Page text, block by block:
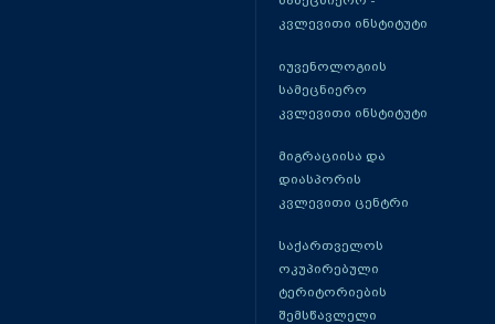
კვლევითი ინსტიტუტი
იუვენოლოგიის
სამეცნიერო
კვლევითი ინსტიტუტი
მიგრაციისა და
დიასპორის
კვლევითი ცენტრი
საქართველოს
ოკუპირებული
ტერიტორიების
შემსწავლელი